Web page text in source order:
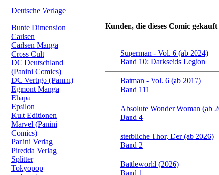
Deutsche Verlage
Bunte Dimension
Carlsen
Carlsen Manga
Cross Cult
DC Deutschland
(Panini Comics)
DC Vertigo (Panini)
Egmont Manga
Ehapa
Epsilon
Kult Editionen
Marvel (Panini
Comics)
Panini Verlag
Piredda Verlag
Splitter
Tokyopop
Kunden, die dieses Comic
Superman - Vol. 6 (ab 2024)
Band 10: Darkseids Legion
Batman - Vol. 6 (ab 2017)
Band 111
Absolute Wonder Woman (ab
Band 4
sterbliche Thor, Der (ab 2026)
Band 2
Battleworld (2026)
Band 1